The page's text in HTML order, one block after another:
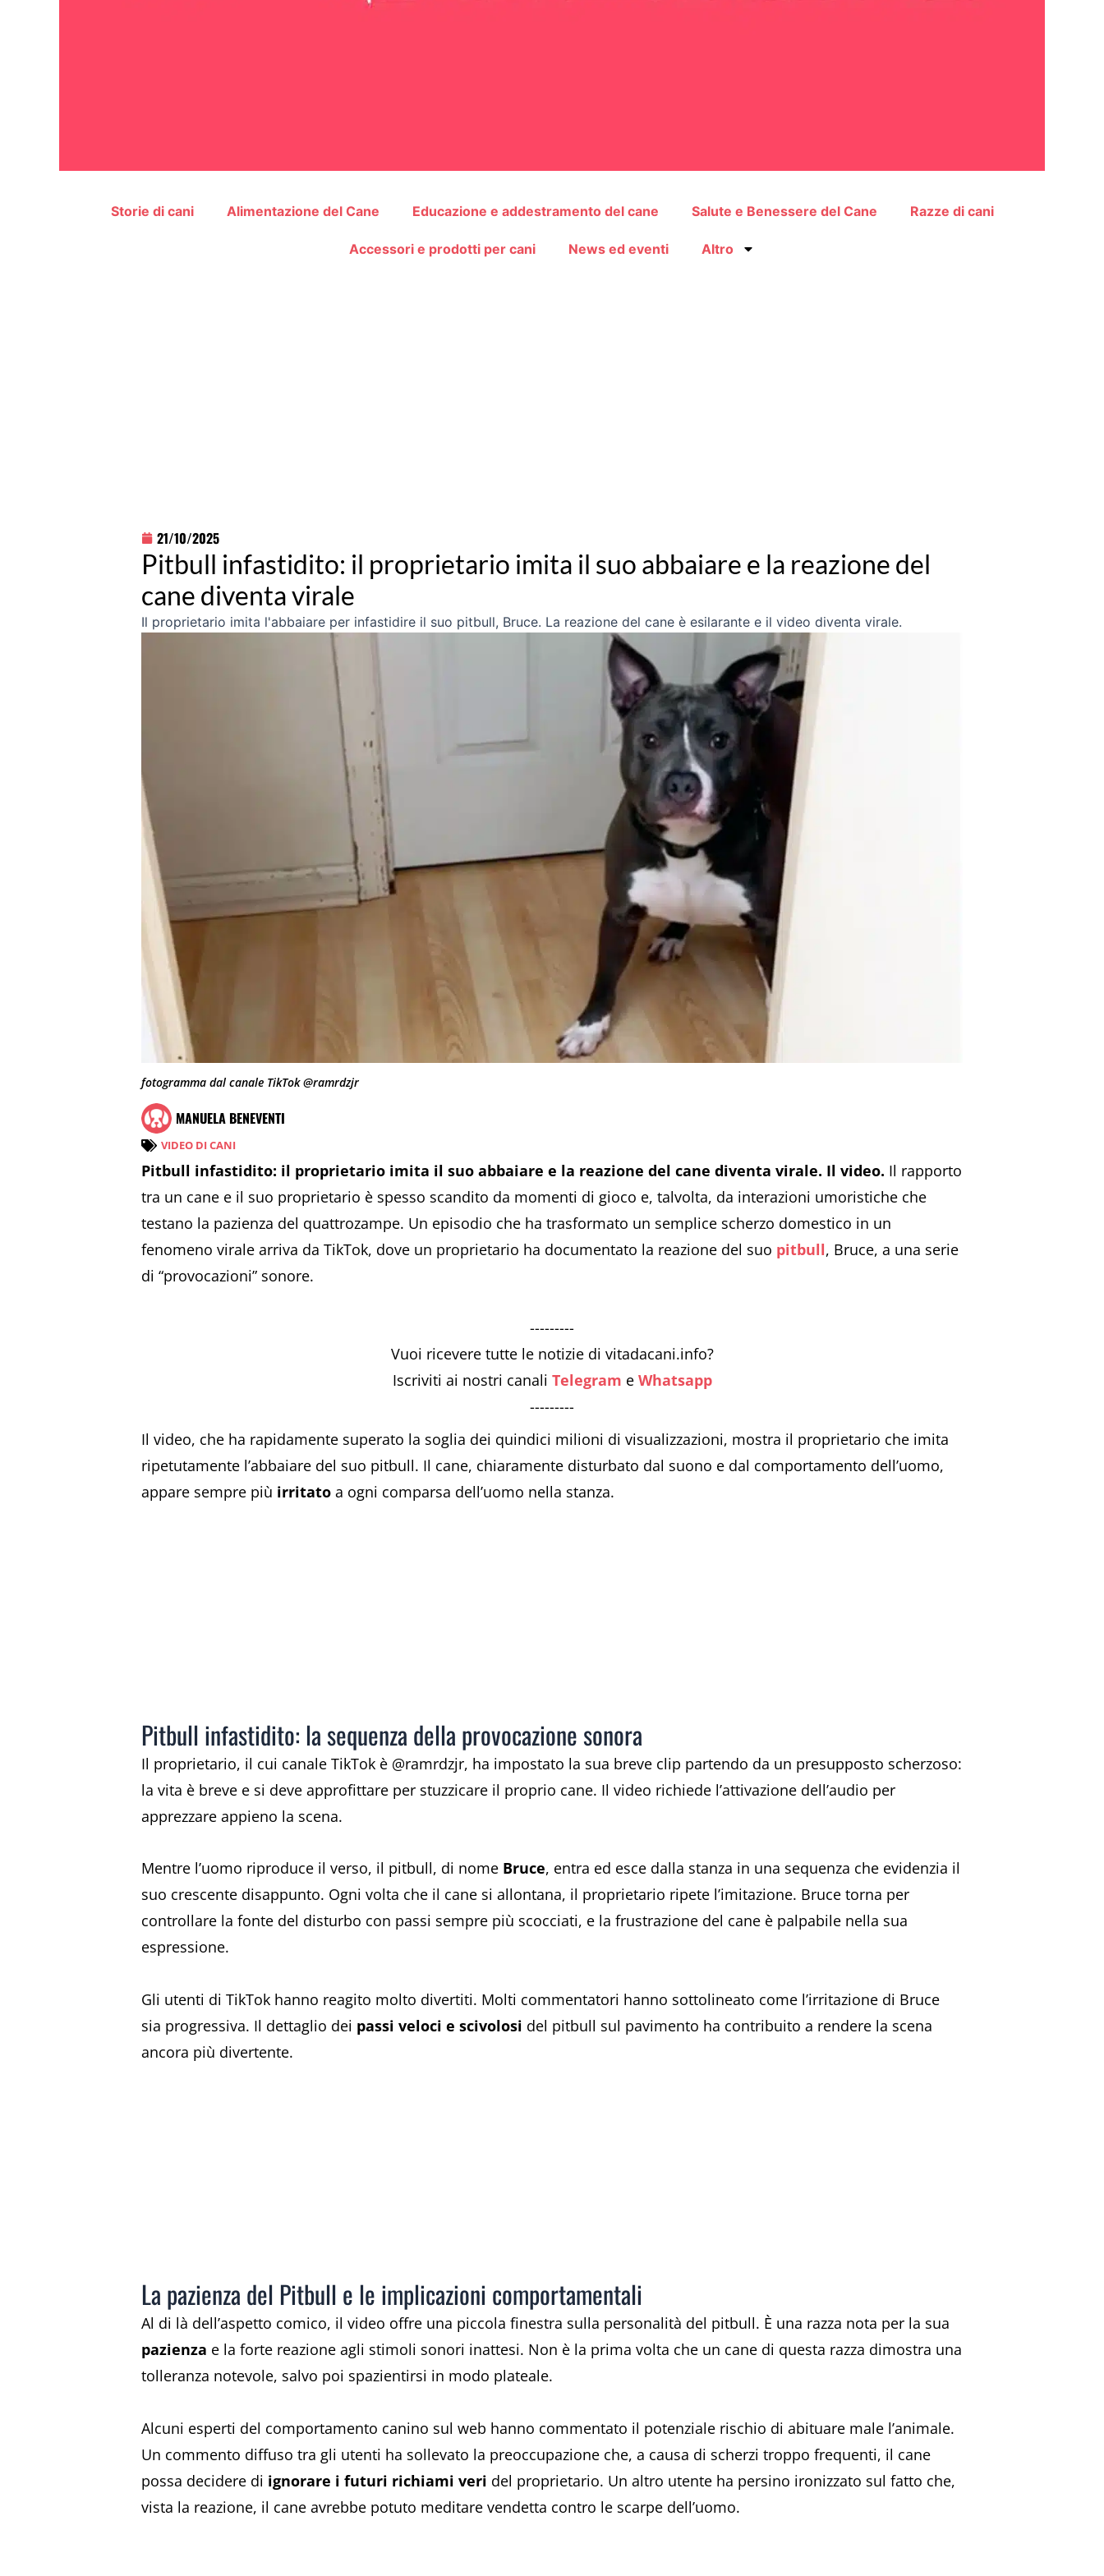
Storie di cani Alimentazione del Cane Educazione e addestramento del cane Salute e Benessere del Cane Razze di cani
Accessori e prodotti per cani News ed eventi Altro
21/10/2025
Pitbull infastidito: il proprietario imita il suo abbaiare e la reazione del
cane diventa virale
Il proprietario imita l'abbaiare per infastidire il suo pitbull, Bruce. La reazione del cane è esilarante e il video diventa virale.
fotogramma dal canale TikTok @ramrdzjr
MANUELA BENEVENTI
VIDEO DI CANI
Pitbull infastidito: il proprietario imita il suo abbaiare e la reazione del cane diventa virale. Il video. Il rapporto
tra un cane e il suo proprietario è spesso scandito da momenti di gioco e, talvolta, da interazioni umoristiche che
testano la pazienza del quattrozampe. Un episodio che ha trasformato un semplice scherzo domestico in un
fenomeno virale arriva da TikTok, dove un proprietario ha documentato la reazione del suo pitbull, Bruce, a una serie
di “provocazioni” sonore.
---------
Vuoi ricevere tutte le notizie di vitadacani.info?
Iscriviti ai nostri canali Telegram e Whatsapp
---------
Il video, che ha rapidamente superato la soglia dei quindici milioni di visualizzazioni, mostra il proprietario che imita
ripetutamente l’abbaiare del suo pitbull. Il cane, chiaramente disturbato dal suono e dal comportamento dell’uomo,
appare sempre più irritato a ogni comparsa dell’uomo nella stanza.
Pitbull infastidito: la sequenza della provocazione sonora
Il proprietario, il cui canale TikTok è @ramrdzjr, ha impostato la sua breve clip partendo da un presupposto scherzoso:
la vita è breve e si deve approfittare per stuzzicare il proprio cane. Il video richiede l’attivazione dell’audio per
apprezzare appieno la scena.
Mentre l’uomo riproduce il verso, il pitbull, di nome Bruce, entra ed esce dalla stanza in una sequenza che evidenzia il
suo crescente disappunto. Ogni volta che il cane si allontana, il proprietario ripete l’imitazione. Bruce torna per
controllare la fonte del disturbo con passi sempre più scocciati, e la frustrazione del cane è palpabile nella sua
espressione.
Gli utenti di TikTok hanno reagito molto divertiti. Molti commentatori hanno sottolineato come l’irritazione di Bruce
sia progressiva. Il dettaglio dei passi veloci e scivolosi del pitbull sul pavimento ha contribuito a rendere la scena
ancora più divertente.
La pazienza del Pitbull e le implicazioni comportamentali
Al di là dell’aspetto comico, il video offre una piccola finestra sulla personalità del pitbull. È una razza nota per la sua
pazienza e la forte reazione agli stimoli sonori inattesi. Non è la prima volta che un cane di questa razza dimostra una
tolleranza notevole, salvo poi spazientirsi in modo plateale.
Alcuni esperti del comportamento canino sul web hanno commentato il potenziale rischio di abituare male l’animale.
Un commento diffuso tra gli utenti ha sollevato la preoccupazione che, a causa di scherzi troppo frequenti, il cane
possa decidere di ignorare i futuri richiami veri del proprietario. Un altro utente ha persino ironizzato sul fatto che,
vista la reazione, il cane avrebbe potuto meditare vendetta contro le scarpe dell’uomo.